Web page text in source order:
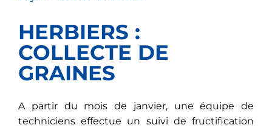
HERBIERS :
COLLECTE DE
GRAINES
A partir du mois de janvier, une équipe de
techniciens effectue un suivi de fructification